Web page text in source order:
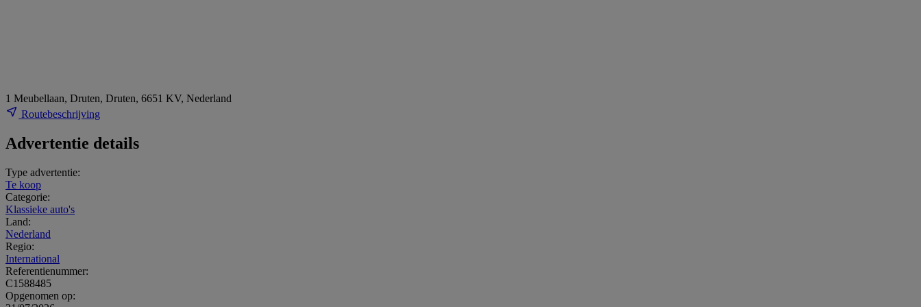
1 Meubellaan, Druten, Druten, 6651 KV, Nederland
Routebeschrijving
Advertentie details
Type advertentie:
Te koop
Categorie:
Klassieke auto's
Land:
Nederland
Regio:
International
Referentienummer:
C1588485
Opgenomen op: